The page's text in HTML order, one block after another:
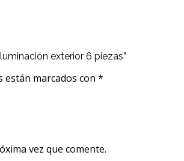
exterior 6 piezas”
marcados con *
vez que comente.